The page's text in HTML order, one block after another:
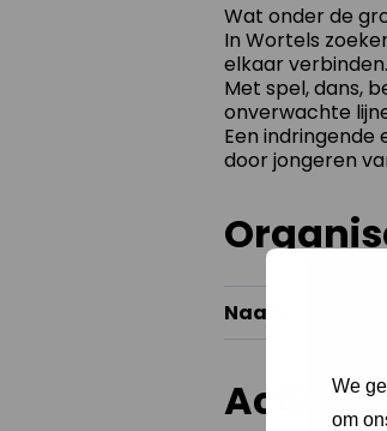
We
om
Wat onder de
In Wortels
elkaar verbinden.
Met spel, dans,
onverwachte
Een
door jongeren
Naam